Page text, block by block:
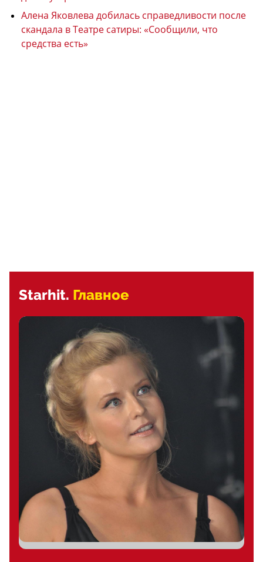
Алена Яковлева добилась справедливости после
скандала в Театре сатиры: «Сообщили, что
средства есть»
Starhit. Главное